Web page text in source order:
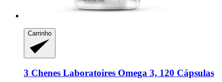
Carrinho
3 Chenes Laboratoires Omega 3, 120 Cápsulas